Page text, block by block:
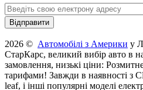
2026 © Автомобілі з Америки у
СтарКарс, великий вибір авто в
замовлення, низькі ціни:
тарифами! Завжди в наявності з
leaf, і інші популярні моделі